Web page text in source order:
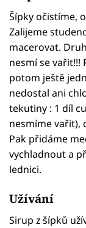
Šípky očistíme,
Zalijeme
macerovat.
nesmí se vařit!!!
potom ještě
nedostal ani
tekutiny : 1 díl
nesmíme vařit),
Pak přidáme
vychladnout a
lednici.
Užívání
Sirup z šípků